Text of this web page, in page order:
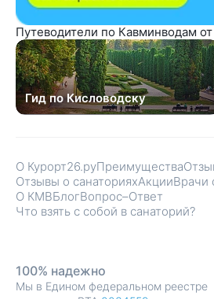
Путеводители по Кавминводам
Гид по Кисловодску
О Курорт26.руПреимущества
Отзывы о санаторияхАкцииВрачи
О КМВБлогВопрос–Ответ
Что взять с собой в санаторий?
100% надежно
Мы в Едином федеральном реестре